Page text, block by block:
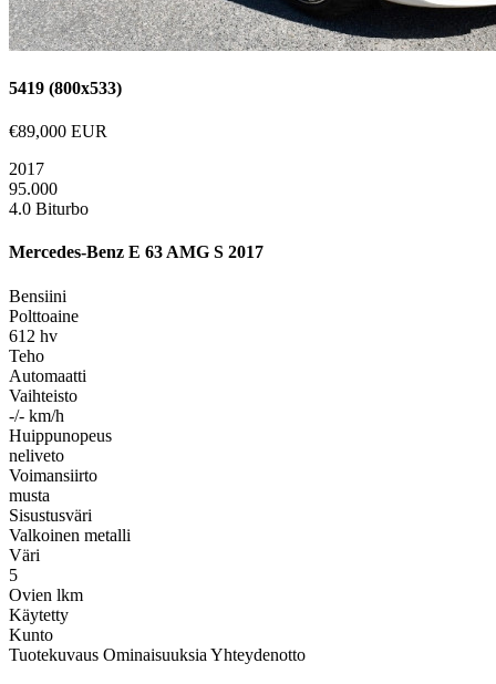
5419 (800x533)
€89,000 EUR
2017
95.000
4.0 Biturbo
Mercedes-Benz E 63 AMG S 2017
Bensiini
Polttoaine
612 hv
Teho
Automaatti
Vaihteisto
-/- km/h
Huippunopeus
neliveto
Voimansiirto
musta
Sisustusväri
Valkoinen metalli
Väri
5
Ovien lkm
Käytetty
Kunto
Tuotekuvaus Ominaisuuksia Yhteydenotto